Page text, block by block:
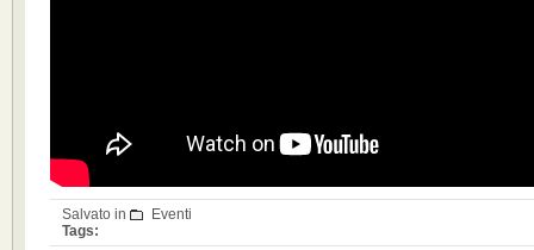
Salvato in
Eventi
Tags: